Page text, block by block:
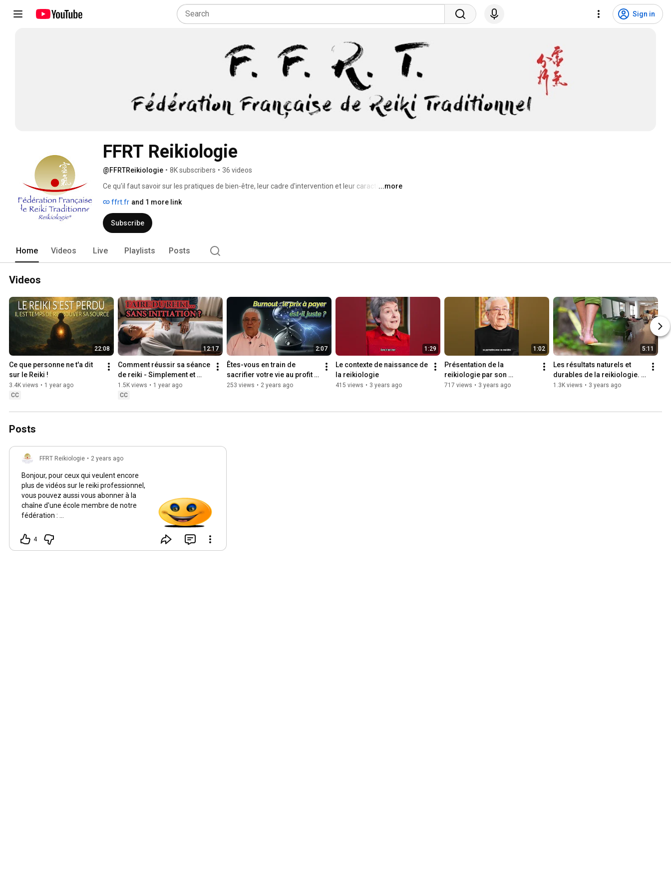
Sign in
FFRT Reikiologie
@FFRTReikiologie • 8K subscribers • 36 videos
Ce qu'il faut savoir sur les pratiques de bien-être, leur cadre d'intervention et leur caractère non
l'esprit, le corps et l'énergétique. Elles sont basées sur l'union de la relaxation et de la
méditation par le toucher (démarche scientifique vérifiée).
...more
ffrt.fr and 1 more link
Subscribe
Home Videos Live Playlists Posts
Videos
22:08
Ce que personne ne t'a dit
sur le Reiki !
3.4K views • 1 year ago
CC
12:17
Comment réussir sa séance
de reiki - Simplement et
sans initiation
1.5K views • 1 year ago
CC
2:07
Êtes-vous en train de
sacrifier votre vie au profit
de votre travail, quitte à finir
253 views • 2 years ago
1:29
Le contexte de naissance de
la reikiologie
415 views • 3 years ago
1:02
Présentation de la
reikiologie par son
fondateur Christian
717 views • 3 years ago
5:11
Les résultats naturels et
durables de la reikiologie.
Comment ça marche ?
1.3K views • 3 years ago
Posts
FFRT Reikiologie • 2 years ago
Bonjour, pour ceux qui veulent encore
plus de vidéos sur le reiki professionnel,
vous pouvez aussi vous abonner à la
chaîne d'une école membre de notre
fédération :
. Des vidéos et des podcasts sont
programmés dans les mois à venir. Mais
4